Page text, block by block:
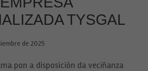
TYSGAL
de 2025
pon a disposición da veciñanza